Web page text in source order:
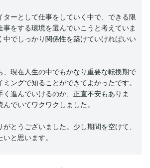
ターとして仕事をしていく中で、できる限
事をする環境を選んでいこうと考えていま
中でしっかり関係性を築けていければいい
、現在人生の中でもかなり重要な転換期で
ングで知ることができてよかったです。
く進んでいけるのか、正直不安もありま
でいてワクワクしました。
とうございました。少し期間を空けて、
と思います。